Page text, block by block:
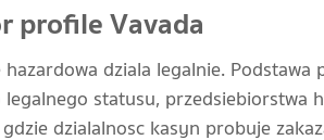
profile Vavada
hazardowa dziala legalnie.
legalnego statusu, przedsiebiorstwa
dzialalnosc kasyn probuje